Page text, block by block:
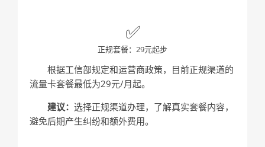
✅
正规套餐：29元起步
根据工信部规定和运营商政策，目前正规渠道的
流量卡套餐最低为29元/月起。
建议： 选择正规渠道办理，了解真实套餐内容，
避免后期产生纠纷和额外费用。